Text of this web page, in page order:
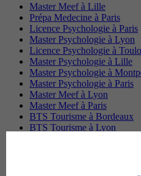
Master Meef à Lille
Prépa Medecine à Paris
Licence Psychologie à Paris
Master Psychologie à Lyon
Licence Psychologie à
Master Psychologie à Lille
Master Psychologie à
Master Psychologie à Paris
Master Meef à Lyon
Master Meef à Paris
BTS Tourisme à Bordeaux
BTS Tourisme à Lyon